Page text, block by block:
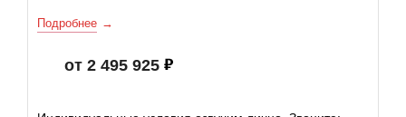
Подробнее
от 2 495 925